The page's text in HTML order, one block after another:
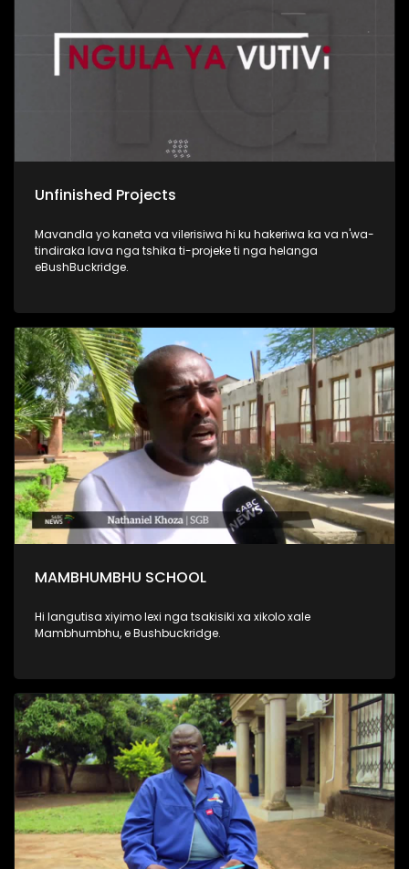
Unfinished Projects
Mavandla yo kaneta va vilerisiwa hi ku hakeriwa ka va n'wa-
tindiraka lava nga tshika ti-projeke ti nga helanga
eBushBuckridge.
MAMBHUMBHU SCHOOL
Hi langutisa xiyimo lexi nga tsakisiki xa xikolo xale
Mambhumbhu, e Bushbuckridge.